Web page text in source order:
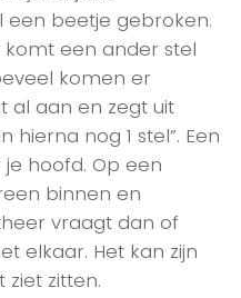
een beetje gebroken.
een ander stel
komen er
al aan en zegt uit
hierna nog 1 stel”. Een
hoofd. Op een
binnen en
vraagt dan of
elkaar. Het kan zijn
zitten.